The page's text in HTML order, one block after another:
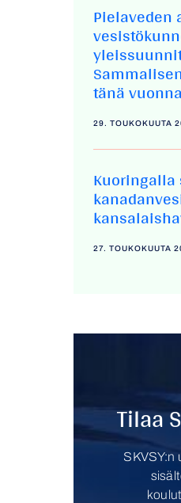
tänä vuonna
29. TOUKOKUUTA
27. TOUKOKUUTA
Tilaa
SKVSY:n